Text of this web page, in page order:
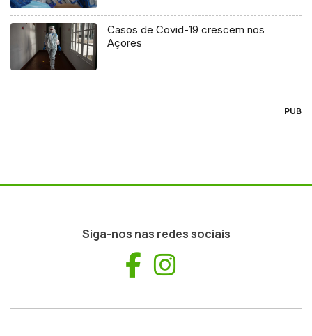
Casos de Covid-19 crescem nos
Açores
PUB
Siga-nos nas redes sociais
Facebook